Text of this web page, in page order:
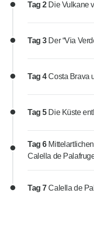
Tag 2 Die Vulkane
Tag 3 Der “Via
Tag 4Costa Brava
Tag 5 Die Küste
Tag 6
Calella de
Tag 7Calella de